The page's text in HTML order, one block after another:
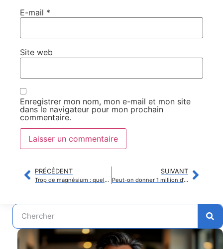
E-mail *
Site web
Enregistrer mon nom, mon e-mail et mon site
dans le navigateur pour mon prochain
commentaire.
PRÉCÉDENT
Trop de magnésium : quels symptômes alertent sur un excès dangereux ?
SUIVANT
Peut-on donner 1 million d’euros à un ami sans fiscalité excessive ?